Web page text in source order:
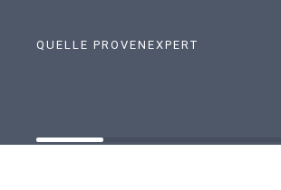
QUELLE PROVENEXPERT